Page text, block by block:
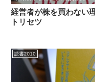
経営者が株を買わない
トリセツ
読書2010